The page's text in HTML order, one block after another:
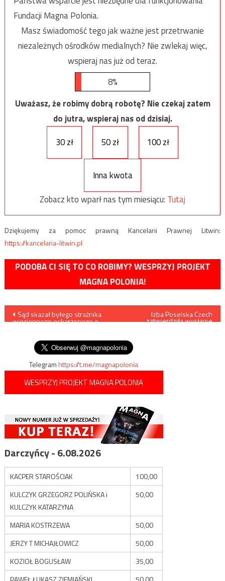
Fundacji Magna Polonia.
Masz świadomość tego jak ważne jest przetrwanie
niezależnych ośrodków medialnych? Nie zwlekaj więc,
wspieraj nas już od teraz.
8%
Uważasz, że robimy dobrą robotę? Nie czekaj zatem
do jutra, wspieraj nas od dzisiaj.
30 zł
50 zł 100 zł
Inna kwota
Zobacz kto wparł nas tym miesiącu: Tutaj
Dziękujemy za pomoc prawną Kancelarii Prawnej Litwin:
https://kancelaria-litwin.pl
PODOBA CI SIĘ TO CO ROBIMY? WESPRZYJ PROJEKT
MAGNA POLONIA!
Nawigacja
wpisu
Sąd skazał byłego strażnika
więziennego oskarżonego o
Izba Poselska Czech
zatwierdziła wysłanie
Telegramhttps://t.me/magnapolonia
WESPRZYJ PROJEKT MAGNA POLONIA
Darczyńcy - 6.08.2026
KACPER STAROŚCIAK
100,00
KULCZYK GRZEGORZ POLIŃSKA i
KULCZYK KATARZYNA
50,00
MARIA KOSTRZEWA
50,00
JERZY T MICHAJŁOWICZ
50,00
KOZIOŁ BOGUSŁAW
35,00